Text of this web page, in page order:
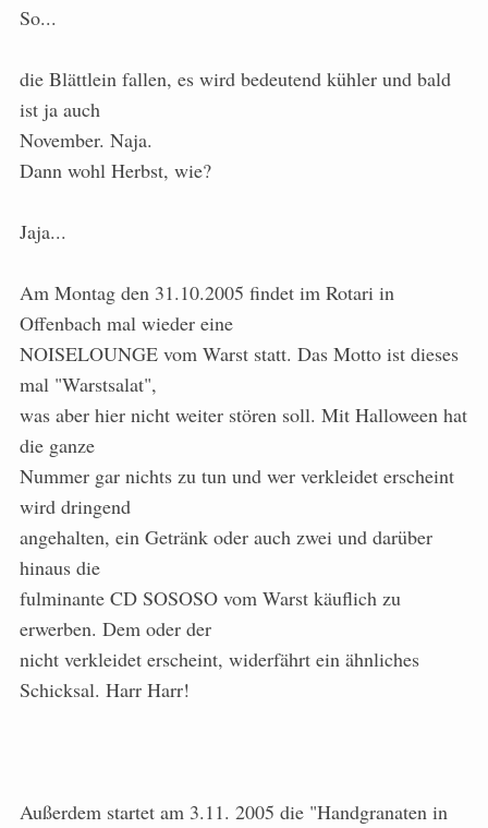
So...
die Blättlein fallen, es wird bedeutend kühler und bald
ist ja auch
November. Naja.
Dann wohl Herbst, wie?
Jaja...
Am Montag den 31.10.2005 findet im Rotari in
Offenbach mal wieder eine
NOISELOUNGE vom Warst statt. Das Motto ist dieses
mal "Warstsalat",
was aber hier nicht weiter stören soll. Mit Halloween hat
die ganze
Nummer gar nichts zu tun und wer verkleidet erscheint
wird dringend
angehalten, ein Getränk oder auch zwei und darüber
hinaus die
fulminante CD SOSOSO vom Warst käuflich zu
erwerben. Dem oder der
nicht verkleidet erscheint, widerfährt ein ähnliches
Schicksal. Harr Harr!
Außerdem startet am 3.11. 2005 die "Handgranaten in